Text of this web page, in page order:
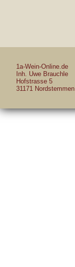
1a-Wein-Online.de
Inh. Uwe Brauchle
Hofstrasse 5
31171 Nordstemmen